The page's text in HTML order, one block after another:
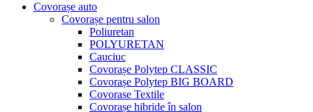
Covorașe auto
Covorașe pentru salon
Poliuretan
POLYURETAN
Cauciuc
Covorașe Polytep CLASSIC
Covorașe Polytep BIG BOARD
Covorase Textile
Covorașe hibride în salon